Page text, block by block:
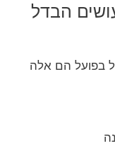
הבדל
בפועל הם אלה